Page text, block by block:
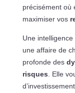
précisément où
maximiser vos
Une
une affaire de
profonde des
risques . Elle